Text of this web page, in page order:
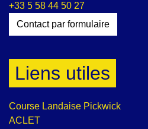
+33 5 58 44 50 27
Contact par formulaire
Liens utiles
Course Landaise Pickwick
ACLET